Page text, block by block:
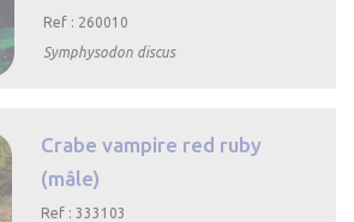
Ref : 260010
Symphysodon discus
Crabe vampire red ruby
(mâle)
Ref : 333103